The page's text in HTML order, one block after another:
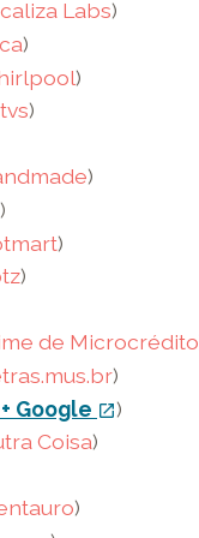
Labs)
)
)
)
)
)
)
)
de Microcrédito
)
Google open_in_newlink
)
Coisa)
)